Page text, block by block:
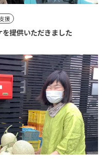
援
提供いただきました